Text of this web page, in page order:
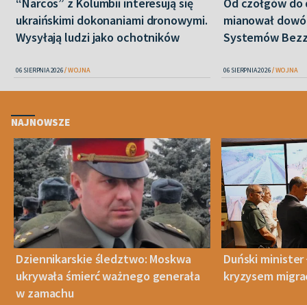
“Narcos” z Kolumbii interesują się
ukraińskimi dokonaniami dronowymi.
Wysyłają ludzi jako ochotników
06 SIERPNIA 2026 WOJNA
Od czołgów
mianował
Systemów
06 SIERPNIA 2026 WOJNA
NAJNOWSZE
Dziennikarskie śledztwo: Moskwa
ukrywała śmierć ważnego generała
w zamachu
Duński minister
kryzysem